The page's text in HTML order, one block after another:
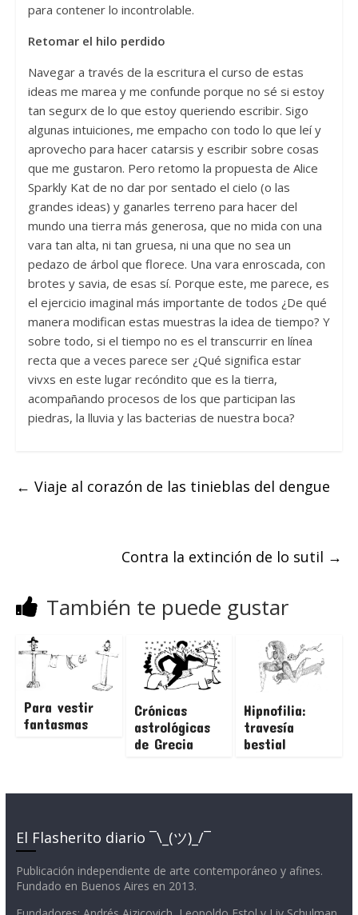
para contener lo incontrolable.
Retomar el hilo perdido
Navegar a través de la escritura el curso de estas
ideas me marea y me confunde porque no sé si estoy
tan segurx de lo que estoy queriendo escribir. Sigo
algunas intuiciones, me empacho con todo lo que leí y
aprovecho para hacer catarsis y escribir sobre cosas
que me gustaron. Pero retomo la propuesta de Alice
Sparkly Kat de no dar por sentado el cielo (o las
grandes ideas) y ganarles terreno para hacer del
mundo una tierra más generosa, que no mida con una
vara tan alta, ni tan gruesa, ni una que no sea un
pedazo de árbol que florece. Una vara enroscada, con
brotes y savia, de esas sí. Porque este, me parece, es
el ejercicio imaginal más importante de todos ¿De qué
manera modifican estas muestras la idea de tiempo? Y
sobre todo, si el tiempo no es el transcurrir en línea
recta que a veces parece ser ¿Qué significa estar
vivxs en este lugar recóndito que es la tierra,
acompañando procesos de los que participan las
piedras, la lluvia y las bacterias de nuestra boca?
← Viaje al corazón de las tinieblas del dengue
Contra la extinción de lo sutil →
También te puede gustar
Para vestir
fantasmas
Crónicas
astrológicas
de Grecia
Hipnofilia:
travesía
bestial
El Flasherito diario ¯\_(ツ)_/¯
Publicación independiente de arte contemporáneo y afines.
Fundado en Buenos Aires en 2013.